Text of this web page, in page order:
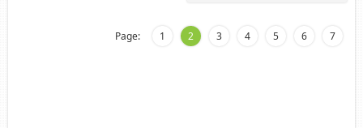
Page: 1 2 3 4 5 6 7